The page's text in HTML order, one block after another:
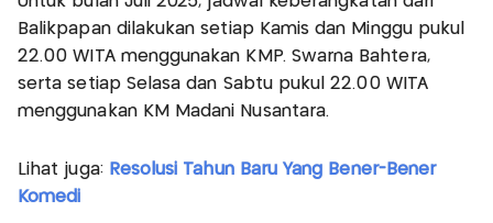
Balikpapan dilakukan setiap Kamis dan Minggu pukul
22.00 WITA menggunakan KMP. Swarna Bahtera,
serta setiap Selasa dan Sabtu pukul 22.00 WITA
menggunakan KM Madani Nusantara.
Lihat juga: Resolusi Tahun Baru Yang Bener-Bener
Komedi